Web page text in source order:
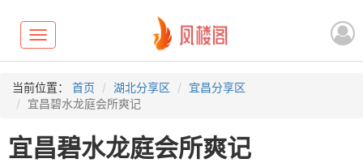
Toggle
navigation
当前位置： 首页 湖北分享区
宜昌分享区
宜昌碧水龙庭会所爽记
宜昌碧水龙庭会所爽记